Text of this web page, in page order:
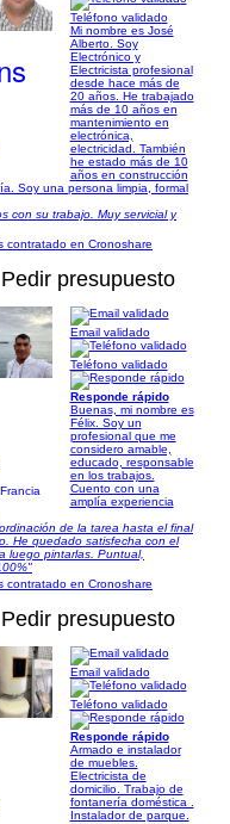
Teléfono validado
Mi nombre es José
Alberto. Soy
Electrónico y
Electricista profesional
desde hace más de
20 años. He trabajado
más de 10 años en
mantenimiento en
electrónica,
electricidad. También
he estado más de 10
años en construcción
Soy una persona limpia, formal
con su trabajo. Muy servicial y
contratado en Cronoshare
Pedir presupuesto
Email validado
Teléfono validado
Responde rápido
Buenas, mi nombre es
Félix. Soy un
profesional que me
considero amable,
educado, responsable
en los trabajos.
Cuento con una
amplía experiencia
de la tarea hasta el final
He quedado satisfecha con el
luego pintarlas. Puntual,
contratado en Cronoshare
Pedir presupuesto
Email validado
Teléfono validado
Responde rápido
Armado e instalador
de muebles.
Electricista de
domicilio. Trabajo de
fontanería doméstica .
Instalador de parque.